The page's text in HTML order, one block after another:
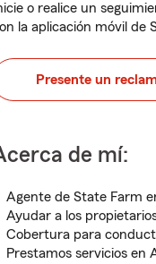
o realice un
la aplicación móvil de
Presente un
de mí:
Agente de State Farm
Ayudar a los
Cobertura para
Prestamos servicios en